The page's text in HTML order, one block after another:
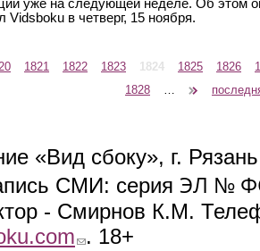
уже на следующей неделе. Об этом
Vidsboku в четверг, 15 ноября.
1821 1822 1823 1824 1825 1826
1828
«Вид сбоку», г.
СМИ: серия ЭЛ №
- Смирнов К.М.
(link sends e-mail)
. 18+